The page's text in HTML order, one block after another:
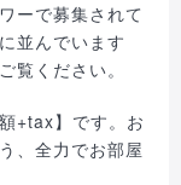
ーで募集されて
並んでいます
覧ください。
+tax】です。お
、全力でお部屋